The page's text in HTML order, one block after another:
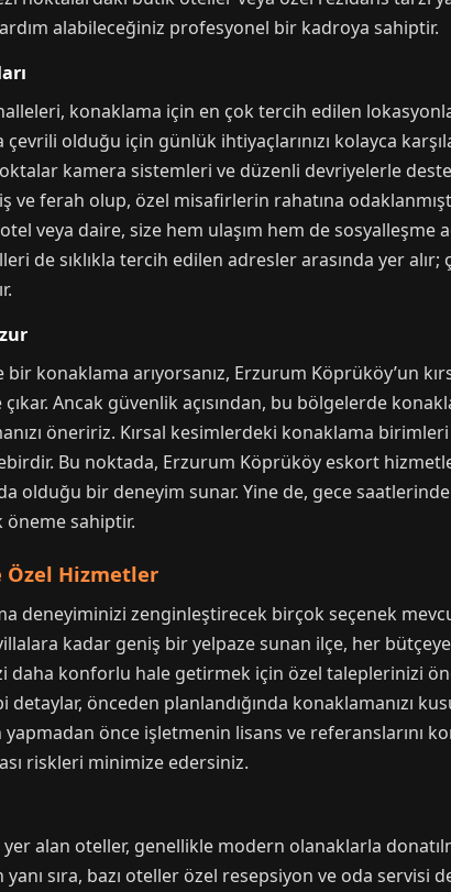
alabileceğiniz profesyonel bir kadroya sahiptir.
konaklama için en çok tercih edilen
olduğu için günlük ihtiyaçlarınızı kolayca
kamera sistemleri ve düzenli devriyelerle
ve ferah olup, özel misafirlerin rahatına
veya daire, size hem ulaşım hem de sosyalleşme
de sıklıkla tercih edilen adresler arasında yer alır;
bir konaklama arıyorsanız, Erzurum Köprüköy’un
çıkar. Ancak güvenlik açısından, bu bölgelerde
öneririz. Kırsal kesimlerdeki konaklama
Bu noktada, Erzurum Köprüköy eskort
olduğu bir deneyim sunar. Yine de, gece
sahiptir.
Özel Hizmetler
deneyiminizi zenginleştirecek birçok seçenek
kadar geniş bir yelpaze sunan ilçe, her
daha konforlu hale getirmek için özel taleplerinizi
önceden planlandığında konaklamanızı
önce işletmenin lisans ve referanslarını
riskleri minimize edersiniz.
alan oteller, genellikle modern olanaklarla
sıra, bazı oteller özel resepsiyon ve oda